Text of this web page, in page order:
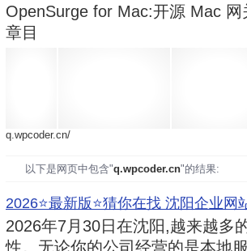
OpenSurge for Mac:开源 Mac
章目
q.wpcoder.cn/
以下是网页中包含"q.wpcoder.cn"的结果:
2026⭐️最新版⭐️猜你在找 沈阳企业网
2026年7月30日在沈阳,越来越多
性。无论你的公司经营的是本地